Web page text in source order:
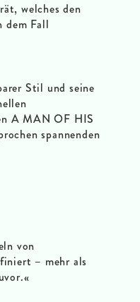
welches den
dem Fall
Stil und seine
A MAN OF HIS
spannenden
von
– mehr als